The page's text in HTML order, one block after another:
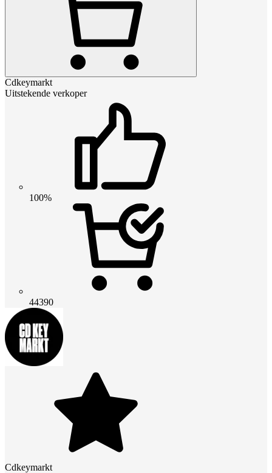
Cdkeymarkt
Uitstekende verkoper
100%
44390
Cdkeymarkt